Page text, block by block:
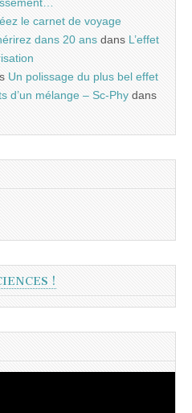
le carnet de voyage
dans 20 ans dans L’effet
Un polissage du plus bel effet
d’un mélange – Sc-Phy dans
!